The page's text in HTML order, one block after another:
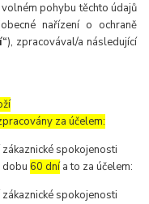
pohybu těchto údajů
nařízení o ochraně
), zpracovával/a následující
za účelem:
spokojenosti
dobu 60 dnía to za účelem:
spokojenosti